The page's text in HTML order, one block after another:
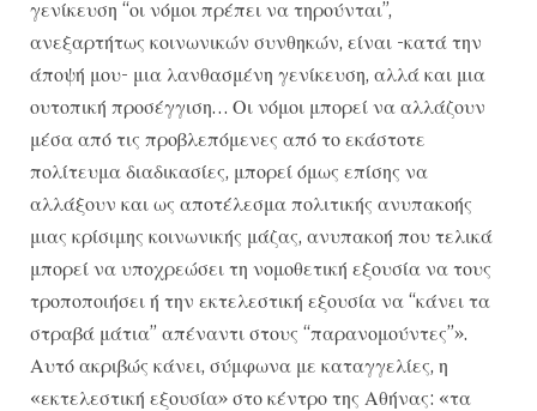
γενίκευση “οι νόμοι πρέπει να τηρούνται”,
ανεξαρτήτως κοινωνικών συνθηκών, είναι -κατά την
άποψή μου- μια λανθασμένη γενίκευση, αλλά και μια
ουτοπική προσέγγιση… Οι νόμοι μπορεί να αλλάζουν
μέσα από τις προβλεπόμενες από το εκάστοτε
πολίτευμα διαδικασίες, μπορεί όμως επίσης να
αλλάξουν και ως αποτέλεσμα πολιτικής ανυπακοής
μιας κρίσιμης κοινωνικής μάζας, ανυπακοή που τελικά
μπορεί να υποχρεώσει τη νομοθετική εξουσία να τους
τροποποιήσει ή την εκτελεστική εξουσία να “κάνει τα
στραβά μάτια” απέναντι στους “παρανομούντες”».
Αυτό ακριβώς κάνει, σύμφωνα με καταγγελίες, η
«εκτελεστική εξουσία» στο κέντρο της Αθήνας: «τα